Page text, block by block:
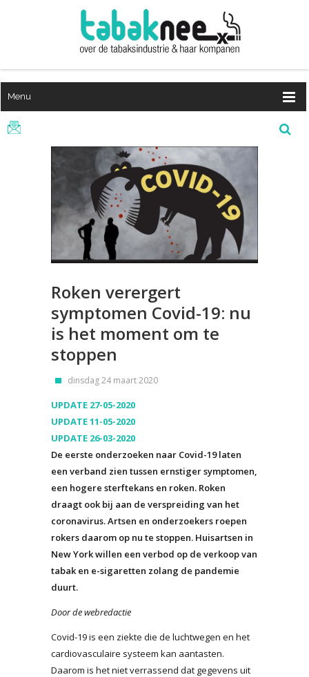
Menu
Roken verergert
symptomen Covid-19: nu
is het moment om te
stoppen
dinsdag 24 maart 2020
UPDATE 27-05-2020
UPDATE 11-05-2020
UPDATE 26-03-2020
De eerste onderzoeken naar Covid-19 laten
een verband zien tussen ernstiger symptomen,
een hogere sterftekans en roken. Roken
draagt ook bij aan de verspreiding van het
coronavirus. Artsen en onderzoekers roepen
rokers daarom op nu te stoppen. Huisartsen in
New York willen een verbod op de verkoop van
tabak en e-sigaretten zolang de pandemie
duurt.
Door de webredactie
Covid-19 is een ziekte die de luchtwegen en het
cardiovasculaire systeem kan aantasten.
Daarom is het niet verrassend dat gegevens uit